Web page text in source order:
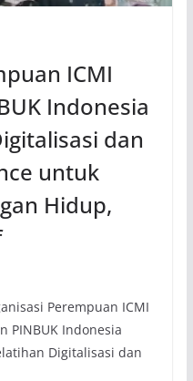
ICMI
Indonesia
dan
untuk
Hidup,
Perempuan ICMI
PINBUK Indonesia
Digitalisasi dan